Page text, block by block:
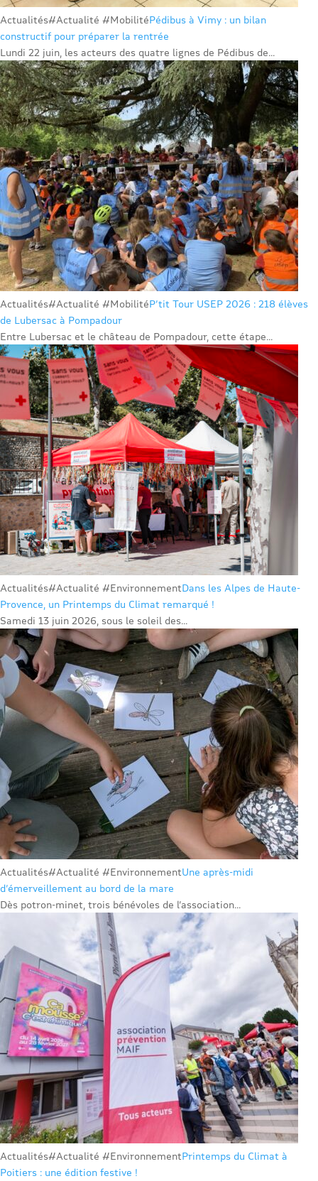
Actualités#Actualité #MobilitéPédibus à Vimy : un bilan
constructif pour préparer la rentrée
Lundi 22 juin, les acteurs des quatre lignes de Pédibus de...
Actualités#Actualité #MobilitéP’tit Tour USEP 2026 : 218 élèves
de Lubersac à Pompadour
Entre Lubersac et le château de Pompadour, cette étape...
Actualités#Actualité #EnvironnementDans les Alpes de Haute-
Provence, un Printemps du Climat remarqué !
Samedi 13 juin 2026, sous le soleil des...
Actualités#Actualité #EnvironnementUne après-midi
d’émerveillement au bord de la mare
Dès potron-minet, trois bénévoles de l’association...
Actualités#Actualité #EnvironnementPrintemps du Climat à
Poitiers : une édition festive !